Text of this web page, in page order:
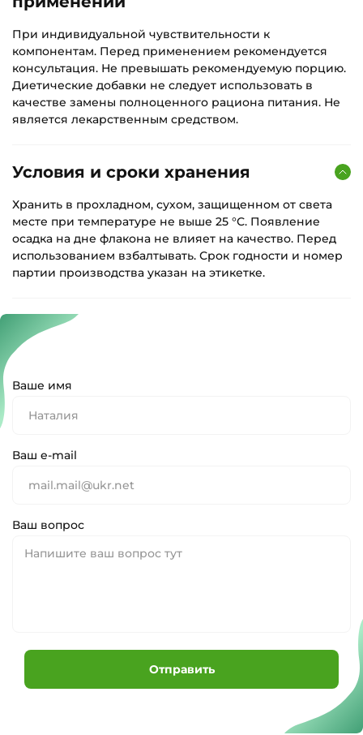
При индивидуальной чувствительности к
компонентам. Перед применением рекомендуется
консультация. Не превышать рекомендуемую порцию.
Диетические добавки не следует использовать в
качестве замены полноценного рациона питания. Не
является лекарственным средством.
Условия и сроки хранения
Хранить в прохладном, сухом, защищенном от света
месте при температуре не выше 25 °С. Появление
осадка на дне флакона не влияет на качество. Перед
использованием взбалтывать. Срок годности и номер
партии производства указан на этикетке.
Ваше имя
Ваш e-mail
Ваш вопрос
Отправить